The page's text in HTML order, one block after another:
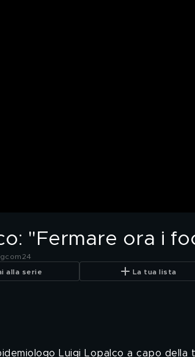
"Fermare ora i
alla serie La tua lista
Luigi Lopalco a capo della